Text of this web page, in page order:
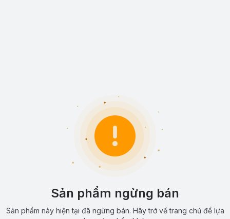
Sản phẩm ngừng bán
Sản phẩm này hiện tại đã ngừng bán. Hãy trở về trang chủ để lựa